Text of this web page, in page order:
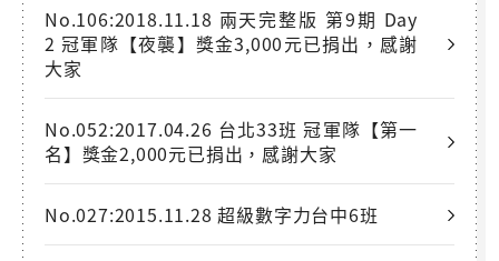
No.106:2018.11.18 兩天完整版 第9期 Day
2 冠軍隊【夜襲】獎金3,000元已捐出，感謝
大家
No.052:2017.04.26 台北33班 冠軍隊【第一
名】獎金2,000元已捐出，感謝大家
No.027:2015.11.28 超級數字力台中6班